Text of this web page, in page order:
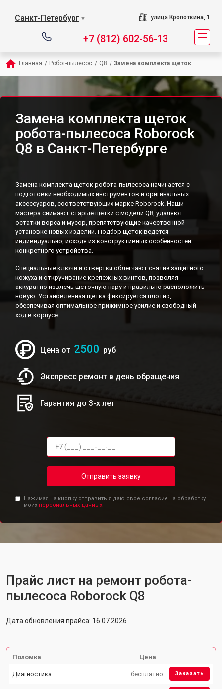
Санкт-Петербург ▼ улица Кропоткина, 1
+7 (812) 602-56-13
Главная / Робот-пылесос / Q8 / Замена комплекта щеток
Замена комплекта щеток
робота-пылесоса Roborock
Q8 в Санкт-Петербурге
Замена комплекта щеток робота-пылесоса начинается с
подготовки необходимых инструментов и оригинальных
аксессуаров, соответствующих марке Roborock. Наши
мастера снимают старые щетки с модели Q8, удаляют
остатки ворса и мусор, препятствующие качественной
установке новых изделий. Подбор щеток ведется
индивидуально, исходя из конструктивных особенностей
конкретного устройства.
Специальные ключи и отвертки облегчают снятие защитного
кожуха и откручивание крепежных винтов, позволяя
аккуратно извлечь щеточную пару и правильно расположить
новую. Установленная щетка фиксируется плотно,
обеспечивая оптимальное прижимное усилие и свободный
ход в корпусе.
Цена от 2500 руб
Экспресс ремонт в день обращения
Гарантия до 3-х лет
Отправить заявку
Нажимая на кнопку отправить я даю свое согласие на обработку
моих персональных данных.
Прайс лист на ремонт робота-
пылесоса Roborock Q8
Дата обновления прайса: 16.07.2026
Поломка Цена
Диагностика бесплатно Заказать